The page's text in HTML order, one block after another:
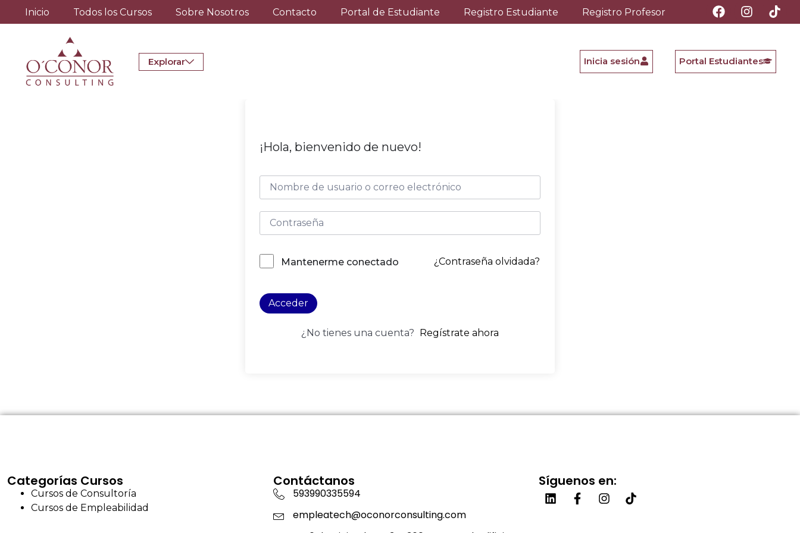
Inicio Todos los Cursos Sobre Nosotros Contacto Portal de Estudiante Registro Estudiante Registro Profesor
Explorar Inicia sesión Portal Estudiantes
¡Hola, bienvenido de nuevo!
Mantenerme conectado ¿Contraseña olvidada?
Acceder
¿No tienes una cuenta? Regístrate ahora
Categorías Cursos
Cursos de Consultoría
Cursos de Empleabilidad
Contáctanos
593990335594
empleatech@oconorconsulting.com
Síguenos en: